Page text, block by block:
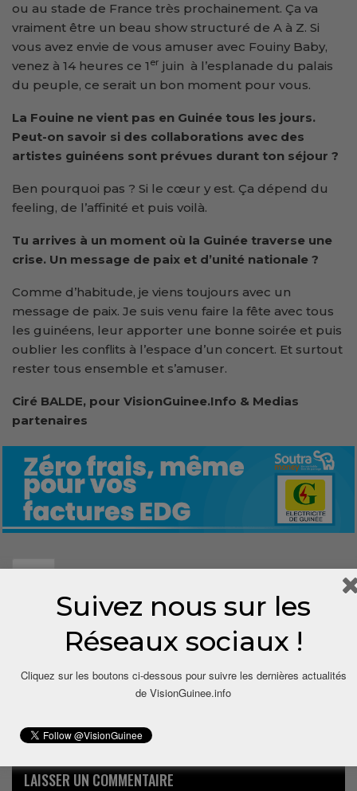
ou au stade de France très prochainement. Ça va
vraiment être un beau show structuré de A à Z. Si
vous avez envie de vous amuser avec Fouiny Baby,
venez à 14 heures ce 1 er juin à l’esplanade du palais
du peuple, ce serait un bon moment pour vous.
La Fouine ne vient pas en Guinée tous les jours.
Peut-on savoir si des collaborations avec des
artistes guinéens sont prévues durant ton séjour ?
Ben pourquoi pas ? Si le cœur y est. Ça dépend du
feeling, de l’affinité et puis voilà.
Tu arrives à un moment où la Guinée traverse une
crise. Un message de paix et d’unité nationale ?
Comme d’habitude, je viens toujours avec un
message de paix. Je suis venu faire la fête avec tous
les guinéens, leur apporter une bonne soirée et puis
oublier les conflits à l’espace d’un concert. Et surtout
rester tous ensemble et s’amuser.
Ciré BALDE, pour VisionGuinee.Info & Medias
partenaires
Share
LAISSER UN COMMENTAIRE
Suivez nous sur les
Réseaux sociaux !
Cliquez sur les boutons ci-dessous pour suivre les dernières actualités
de VisionGuinee.info